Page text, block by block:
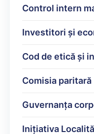
Control intern
Investitori și
Cod de etică și
Comisia paritară
Guvernanța
Inițiativa